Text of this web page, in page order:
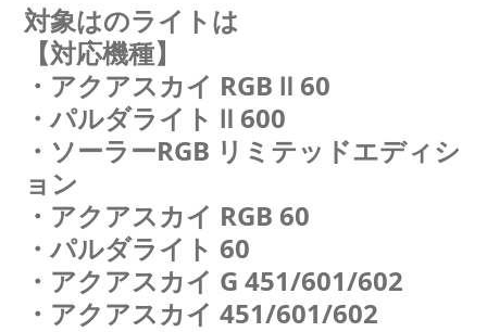
対象はのライトは
【対応機種】
・アクアスカイ RGB Ⅱ 60
・パルダライト Ⅱ 600
・ソーラーRGB リミテッドエディシ
ョン
・アクアスカイ RGB 60
・パルダライト 60
・アクアスカイ G 451/601/602
・アクアスカイ 451/601/602